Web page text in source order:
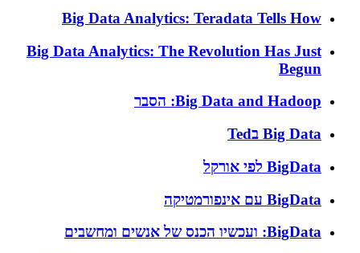
Big Data Analytics: Teradata Tells How
Big Data Analytics: The Revolution Has Just
Begun
Big Data and Hadoop: הסבר
Big Data בTed
BigData לפי אורקל
BigData עם אינפורמטיקה
BigData: ועכשיו הכנס של אנשים ומחשבים